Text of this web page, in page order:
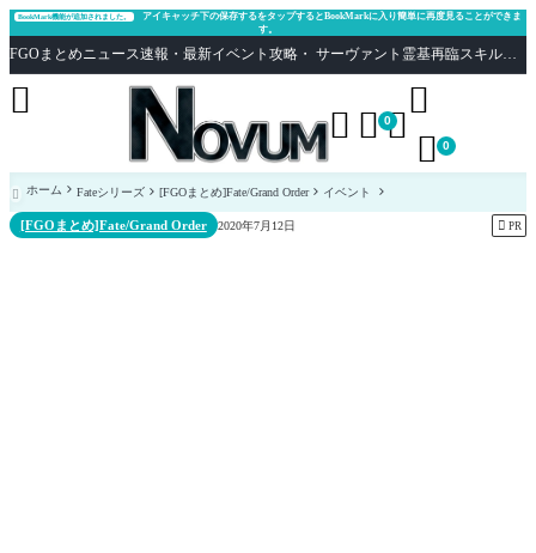
BookMark機能が追加されました。
アイキャッチ下の保存するをタップするとBookMarkに入り簡単に再度見ることができま
す。
FGOまとめニュース速報・最新イベント攻略・ サーヴァント霊基再臨スキル性能評価まとめ Fate/Grand Order
  0

 0

 ホーム Fateシリーズ [FGOまとめ]Fate/Grand Order イベント
[FGOまとめ]Fate/Grand Order 2020年7月12日  PR